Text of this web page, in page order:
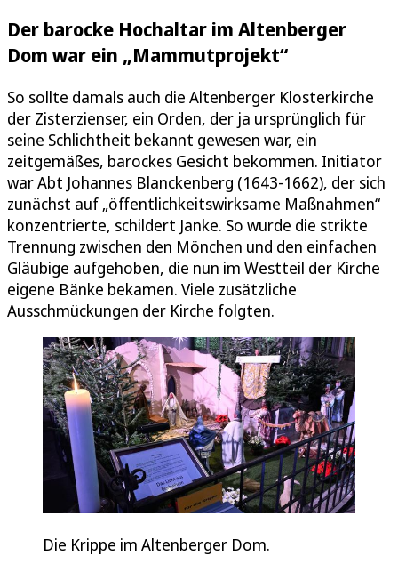
Der barocke Hochaltar im Altenberger
Dom war ein „Mammutprojekt“
So sollte damals auch die Altenberger Klosterkirche
der Zisterzienser, ein Orden, der ja ursprünglich für
seine Schlichtheit bekannt gewesen war, ein
zeitgemäßes, barockes Gesicht bekommen. Initiator
war Abt Johannes Blanckenberg (1643-1662), der sich
zunächst auf „öffentlichkeitswirksame Maßnahmen“
konzentrierte, schildert Janke. So wurde die strikte
Trennung zwischen den Mönchen und den einfachen
Gläubige aufgehoben, die nun im Westteil der Kirche
eigene Bänke bekamen. Viele zusätzliche
Ausschmückungen der Kirche folgten.
Die Krippe im Altenberger Dom.